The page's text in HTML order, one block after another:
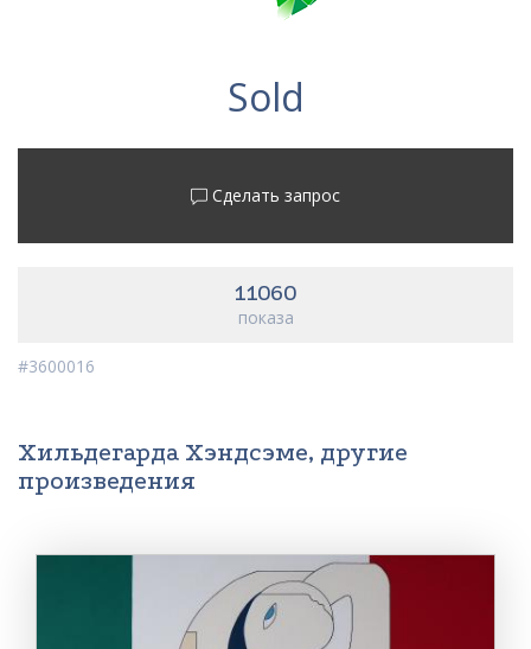
Sold
Сделать запрос
11060
показа
#3600016
Хильдегарда Хэндсэме, другие
произведения